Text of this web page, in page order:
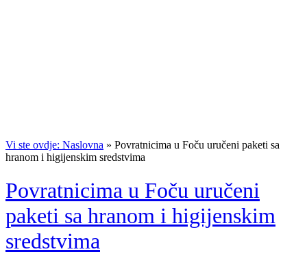
Vi ste ovdje: Naslovna » Povratnicima u Foču uručeni paketi sa
hranom i higijenskim sredstvima
Povratnicima u Foču uručeni
paketi sa hranom i higijenskim
sredstvima